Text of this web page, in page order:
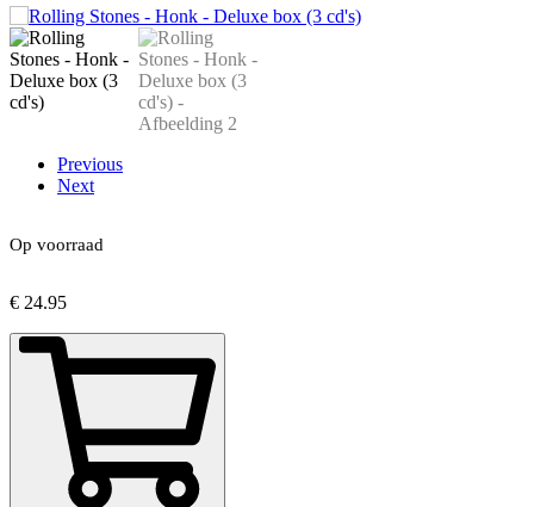
Previous
Next
Op voorraad
€ 24.95